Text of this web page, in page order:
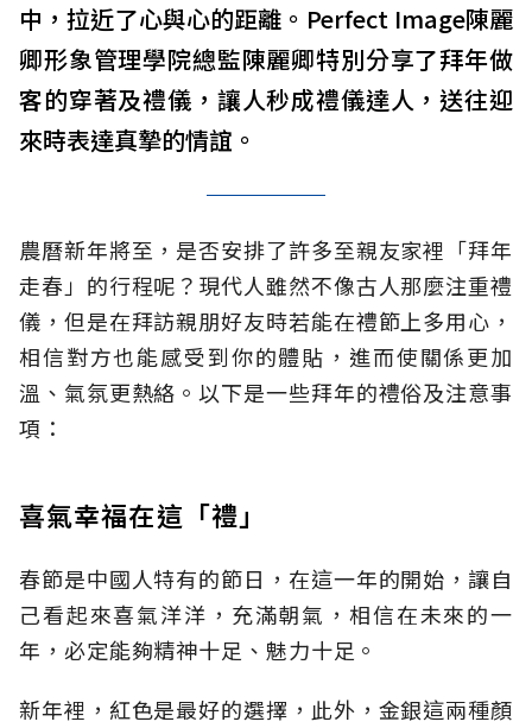
中，拉近了心與心的距離。Perfect Image陳麗
卿形象管理學院總監陳麗卿特別分享了拜年做
客的穿著及禮儀，讓人秒成禮儀達人，送往迎
來時表達真摯的情誼。
農曆新年將至，是否安排了許多至親友家裡「拜年
走春」的行程呢？現代人雖然不像古人那麼注重禮
儀，但是在拜訪親朋好友時若能在禮節上多用心，
相信對方也能感受到你的體貼，進而使關係更加
溫、氣氛更熱絡。以下是一些拜年的禮俗及注意事
項：
喜氣幸福在這「禮」
春節是中國人特有的節日，在這一年的開始，讓自
己看起來喜氣洋洋，充滿朝氣，相信在未來的一
年，必定能夠精神十足、魅力十足。
新年裡，紅色是最好的選擇，此外，金銀這兩種顏